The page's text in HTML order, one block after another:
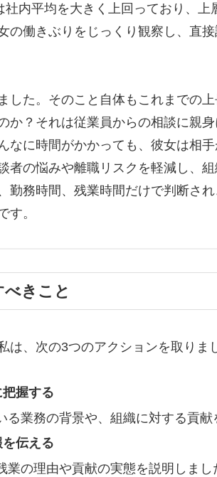
内平均を大きく上回っており、
の働きぶりをじっくり観察し、直
した。そのこと自体もこれまでの
か？それは従業員からの相談に親
なに時間がかかっても、彼女は相
者の悩みや離職リスクを軽減し、
勤務時間、残業時間だけで判断さ
す。
べきこと
は、次の3つのアクションを取りま
握する
る業務の背景や、組織に対する貢献
伝える
業の理由や貢献の実態を説明しまし